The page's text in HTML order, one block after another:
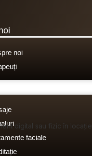
noi
faciale
digital sau fizic în locație